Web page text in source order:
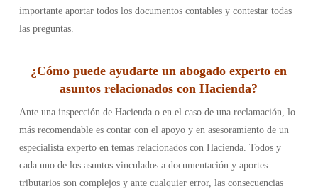
importante aportar todos los documentos contables y contestar todas
las preguntas.
¿Cómo puede ayudarte un abogado experto en
asuntos relacionados con Hacienda?
Ante una inspección de Hacienda o en el caso de una reclamación, lo
más recomendable es contar con el apoyo y en asesoramiento de un
especialista experto en temas relacionados con Hacienda. Todos y
cada uno de los asuntos vinculados a documentación y aportes
tributarios son complejos y ante cualquier error, las consecuencias